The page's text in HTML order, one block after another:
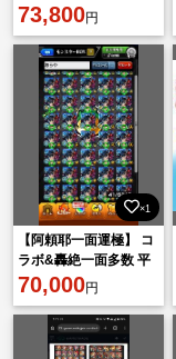
枠/4000円〜
73,800円
×1
【阿頼耶一面運極】 コ
ラボ&轟絶一面多数 平
均紋章約29000⤴︎︎︎ 破壊の
星墓初回制覇
70,000円